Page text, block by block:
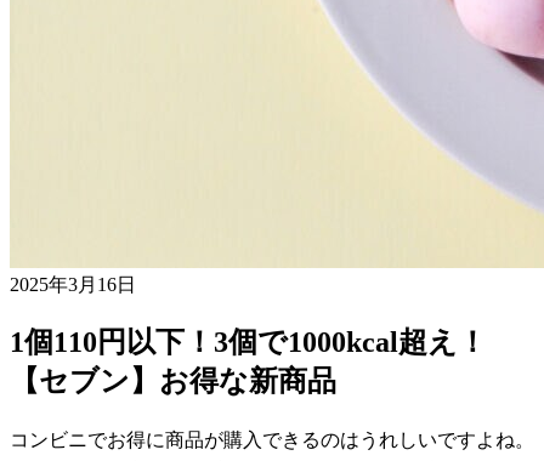
2025年3月16日
1個110円以下！3個で1000kcal超え！
【セブン】お得な新商品
コンビニでお得に商品が購入できるのはうれしいですよね。